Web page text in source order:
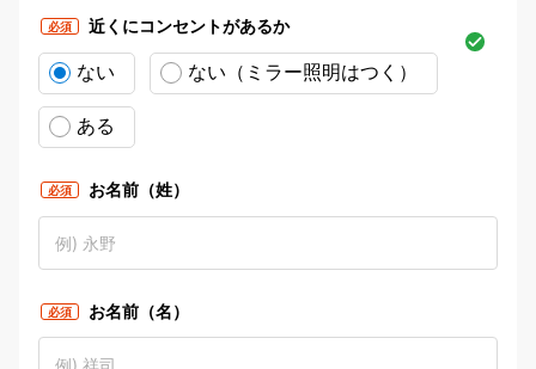
洗面化粧台のサイズ測定場所につ
いて
必須 近くにコンセントがあるか
ない ない（ミラー照明はつく）
ある
必須 お名前（姓）
必須 お名前（名）